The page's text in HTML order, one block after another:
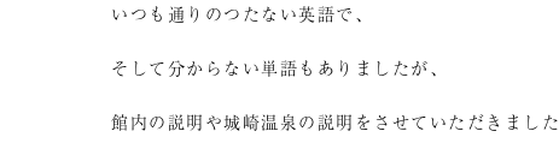
いつも通りのつたない英語で、
そして分からない単語もありましたが、
館内の説明や城崎温泉の説明をさせていただきました